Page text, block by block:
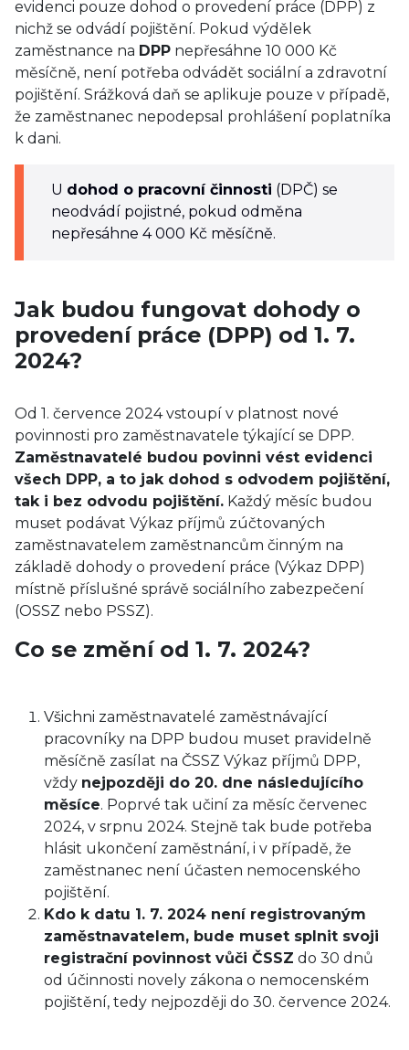
evidenci pouze dohod o provedení práce (DPP) z
nichž se odvádí pojištění. Pokud výdělek
zaměstnance na DPP nepřesáhne 10 000 Kč
měsíčně, není potřeba odvádět sociální a zdravotní
pojištění. Srážková daň se aplikuje pouze v případě,
že zaměstnanec nepodepsal prohlášení poplatníka
k dani.
U dohod o pracovní činnosti (DPČ) se
neodvádí pojistné, pokud odměna
nepřesáhne 4 000 Kč měsíčně.
Jak budou fungovat dohody o
provedení práce (DPP) od 1. 7.
2024?
Od 1. července 2024 vstoupí v platnost nové
povinnosti pro zaměstnavatele týkající se DPP.
Zaměstnavatelé budou povinni vést evidenci
všech DPP, a to jak dohod s odvodem pojištění,
tak i bez odvodu pojištění. Každý měsíc budou
muset podávat Výkaz příjmů zúčtovaných
zaměstnavatelem zaměstnancům činným na
základě dohody o provedení práce (Výkaz DPP)
místně příslušné správě sociálního zabezpečení
(OSSZ nebo PSSZ).
Co se změní od 1. 7. 2024?
Všichni zaměstnavatelé zaměstnávající
pracovníky na DPP budou muset pravidelně
měsíčně zasílat na ČSSZ Výkaz příjmů DPP,
vždy nejpozději do 20. dne následujícího
měsíce. Poprvé tak učiní za měsíc červenec
2024, v srpnu 2024. Stejně tak bude potřeba
hlásit ukončení zaměstnání, i v případě, že
zaměstnanec není účasten nemocenského
pojištění.
Kdo k datu 1. 7. 2024 není registrovaným
zaměstnavatelem, bude muset splnit svoji
registrační povinnost vůči ČSSZ do 30 dnů
od účinnosti novely zákona o nemocenském
pojištění, tedy nejpozději do 30. července 2024.